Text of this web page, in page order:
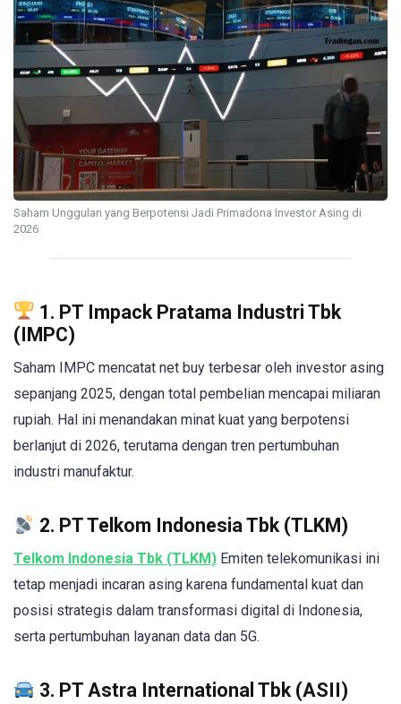
Saham Unggulan yang Berpotensi Jadi Primadona Investor Asing di
2026
1. PT Impack Pratama Industri Tbk
(IMPC)
Saham IMPC mencatat net buy terbesar oleh investor asing
sepanjang 2025, dengan total pembelian mencapai miliaran
rupiah. Hal ini menandakan minat kuat yang berpotensi
berlanjut di 2026, terutama dengan tren pertumbuhan
industri manufaktur.
2. PT Telkom Indonesia Tbk (TLKM)
Telkom Indonesia Tbk (TLKM) Emiten telekomunikasi ini
tetap menjadi incaran asing karena fundamental kuat dan
posisi strategis dalam transformasi digital di Indonesia,
serta pertumbuhan layanan data dan 5G.
3. PT Astra International Tbk (ASII)